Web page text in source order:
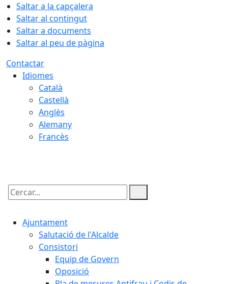
Saltar a la capçalera
Saltar al contingut
Saltar a documents
Saltar al peu de pàgina
Contactar
Idiomes
Català
Castellà
Anglès
Alemany
Francès
Cercar:
Ajuntament
Salutació de l'Alcalde
Consistori
Equip de Govern
Oposició